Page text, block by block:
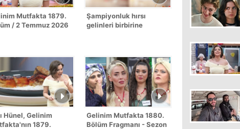
Mutfakta 1879.
/ 2 Temmuz 2026
Şampiyonluk hırsı
gelinleri birbirine
Hünel, Gelinim
1879.
Gelinim Mutfakta 1880.
Bölüm Fragmanı - Sezon